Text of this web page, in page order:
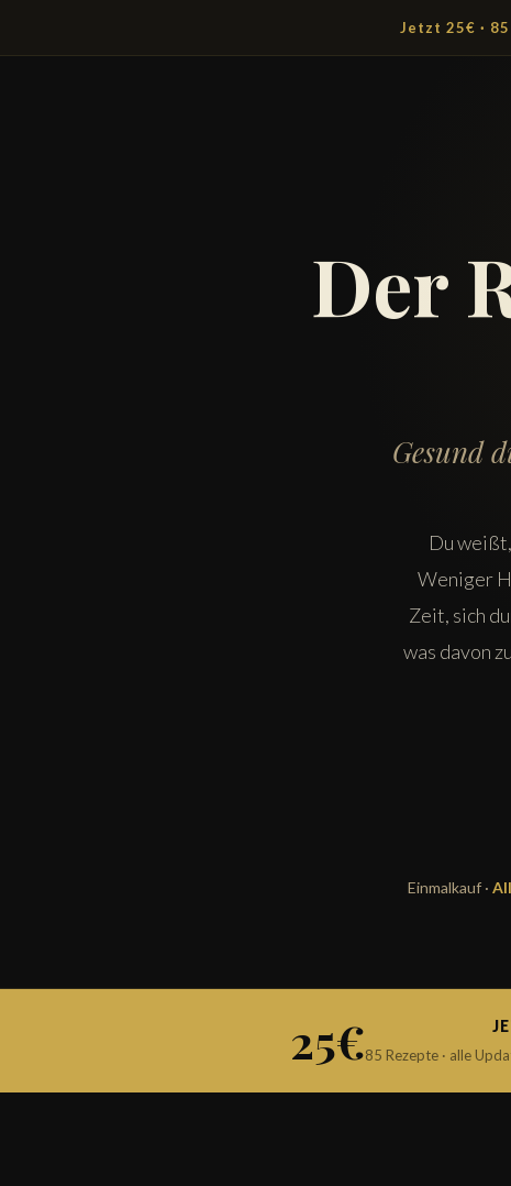
Jetzt 25€ ·
Der
Gesund
Du
Weniger
Zeit, sich
was davon
Einmalkauf ·
25€85 Rezepte · alle